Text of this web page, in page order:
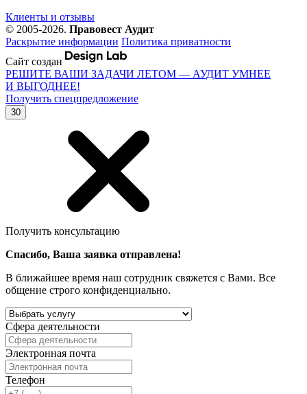
Клиенты и отзывы
© 2005-2026. Правовест Аудит
Раскрытие информации Политика приватности
Сайт создан
РЕШИТЕ ВАШИ ЗАДАЧИ ЛЕТОМ — АУДИТ УМНЕЕ
И ВЫГОДНЕЕ!
Получить спецпредложение
30
Получить консультацию
Спасибо, Ваша заявка отправлена!
В ближайшее время наш сотрудник свяжется с Вами. Все
общение строго конфиденциально.
Сфера деятельности
Электронная почта
Телефон